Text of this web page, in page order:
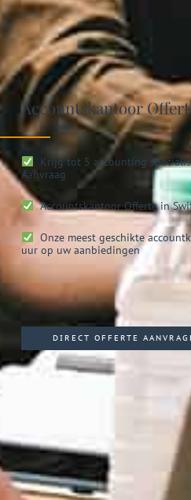
Accountskantoor
Krijg tot 5 accounting
Aanvraag
AccountskantoorOfferte in
Onze meest geschikte
uur op uw aanbiedingen
DIRECT OFFERTE